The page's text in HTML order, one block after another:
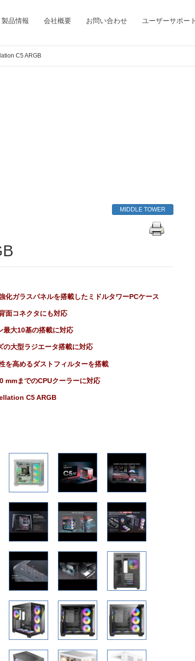
製品情報 会社概要 お問い合わせ ユーザーサポー
C5 ARGB
MIDDLE TOWER
化ガラスパネルを搭載したミドルタワーPCケース
面コネクタにも対応
最大10基の搭載に対応
の大型ラジエータ搭載に対応
を高めるダストフィルターを搭載
mmまでのCPUクーラーに対応
C5 ARGB